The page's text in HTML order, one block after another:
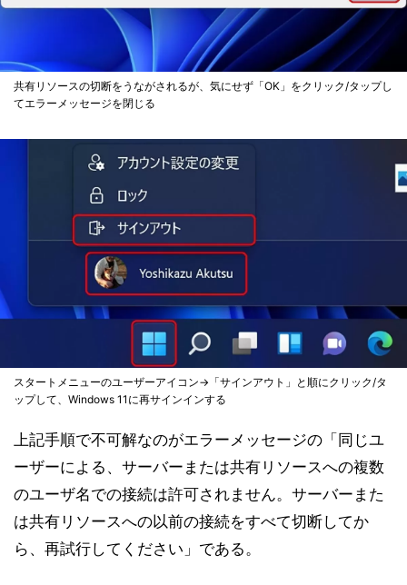
共有リソースの切断をうながされるが、気にせず「OK」をクリック/タップし
てエラーメッセージを閉じる
スタートメニューのユーザーアイコン→「サインアウト」と順にクリック/タ
ップして、Windows 11に再サインインする
上記手順で不可解なのがエラーメッセージの「同じユ
ーザーによる、サーバーまたは共有リソースへの複数
のユーザ名での接続は許可されません。サーバーまた
は共有リソースへの以前の接続をすべて切断してか
ら、再試行してください」である。